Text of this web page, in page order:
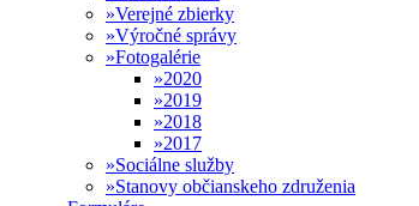
Verejné zbierky
Výročné správy
Fotogalérie
2020
2019
2018
2017
Sociálne služby
Stanovy občianskeho združenia